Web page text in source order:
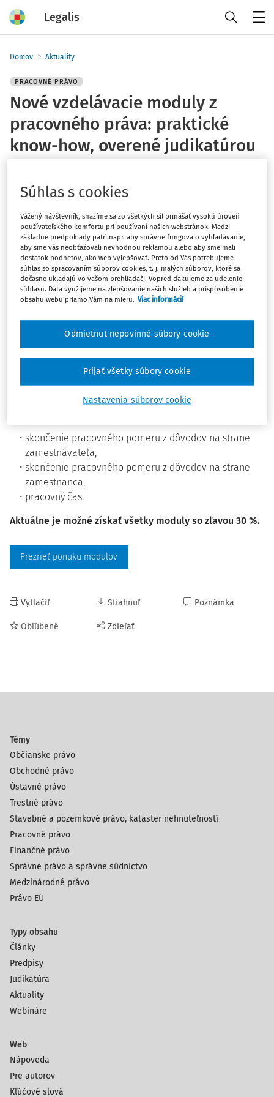
Legalis
Domov Aktuality
PRACOVNÉ PRÁVO
Nové vzdelávacie moduly z
pracovného práva: praktické
know-how, overené judikatúrou
moduly zamerané na pracovné právo v praktických
aplikačných súvislostiach. Vzdelávanie je určené pre HR
zamestnancov, vedúcich pracovníkov, právnikov,
advokátov aj zástupcov zamestnancov — teda pre
všetkých, ktorí sa denne rozhodujú v citlivých
pracovnoprávnych situáciách, kde chyba môže mať
závažné právne aj finančné dôsledky.
Odborným garantom všetkých modulov jeprof. JUDr.
Marek Švec, PhD., LL.M.
Kurzy prinášajú overené poznatky z praxe vrátane
aktuálnej judikatúry, konkrétnych postupov a vzorov, ktoré
je možné využiť bezprostredne v podmienkach
skončenie pracovného pomeru z dôvodov na strane
zamestnávateľa,
skončenie pracovného pomeru z dôvodov na strane
zamestnanca,
pracovný čas.
Aktuálne je možné získať všetky moduly so zľavou 30 %.
Prezrieť ponuku modulov
Vytlačiť
Obľúbené
Stiahnuť
Zdieľať
Poznámka
Témy
Občianske právo
Obchodné právo
Ústavné právo
Trestné právo
Stavebné a pozemkové právo, kataster nehnuteľností
Pracovné právo
Finančné právo
Správne právo a správne súdnictvo
Medzinárodné právo
Právo EÚ
Typy obsahu
Články
Predpisy
Judikatúra
Aktuality
Webináre
Web
Nápoveda
Pre autorov
Kľúčové slová
Súhlas s cookies
Vážený návštevník, snažíme sa zo všetkých síl prinášať vysokú úroveň
používateľského komfortu pri používaní našich webstránok. Medzi
základné predpoklady patrí napr. aby správne fungovalo vyhľadávanie,
aby sme vás neobťažovali nevhodnou reklamou alebo aby sme mali
dostatok podnetov, ako web vylepšovať. Preto od Vás potrebujeme
súhlas so spracovaním súborov cookies, t. j. malých súborov, ktoré sa
dočasne ukladajú vo vašom prehliadači. Vopred ďakujeme za udelenie
súhlasu. Dáta využijeme na zlepšovanie našich služieb a prispôsobenie
obsahu webu priamo Vám na mieru. Viac informácií
Nastavenia súborov cookie
Odmietnut nepovinné súbory cookie
Prijať všetky súbory cookie